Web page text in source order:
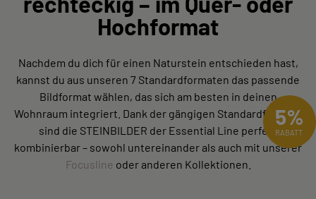
Hochformat
Nachdem du dich für einen Naturstein entschieden hast,
kannst du aus unseren 7 Standardformaten das passende
Bildformat wählen, das sich am besten in deinen
Wohnraum integriert. Dank der gängigen Standardformate
sind die STEINBILDER der Essential Line perfekt
kombinierbar – sowohl untereinander als auch mit unserer
Focusline oder anderen Kollektionen.
5%
RABATT